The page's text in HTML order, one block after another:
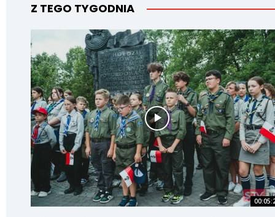
Z TEGO TYGODNIA